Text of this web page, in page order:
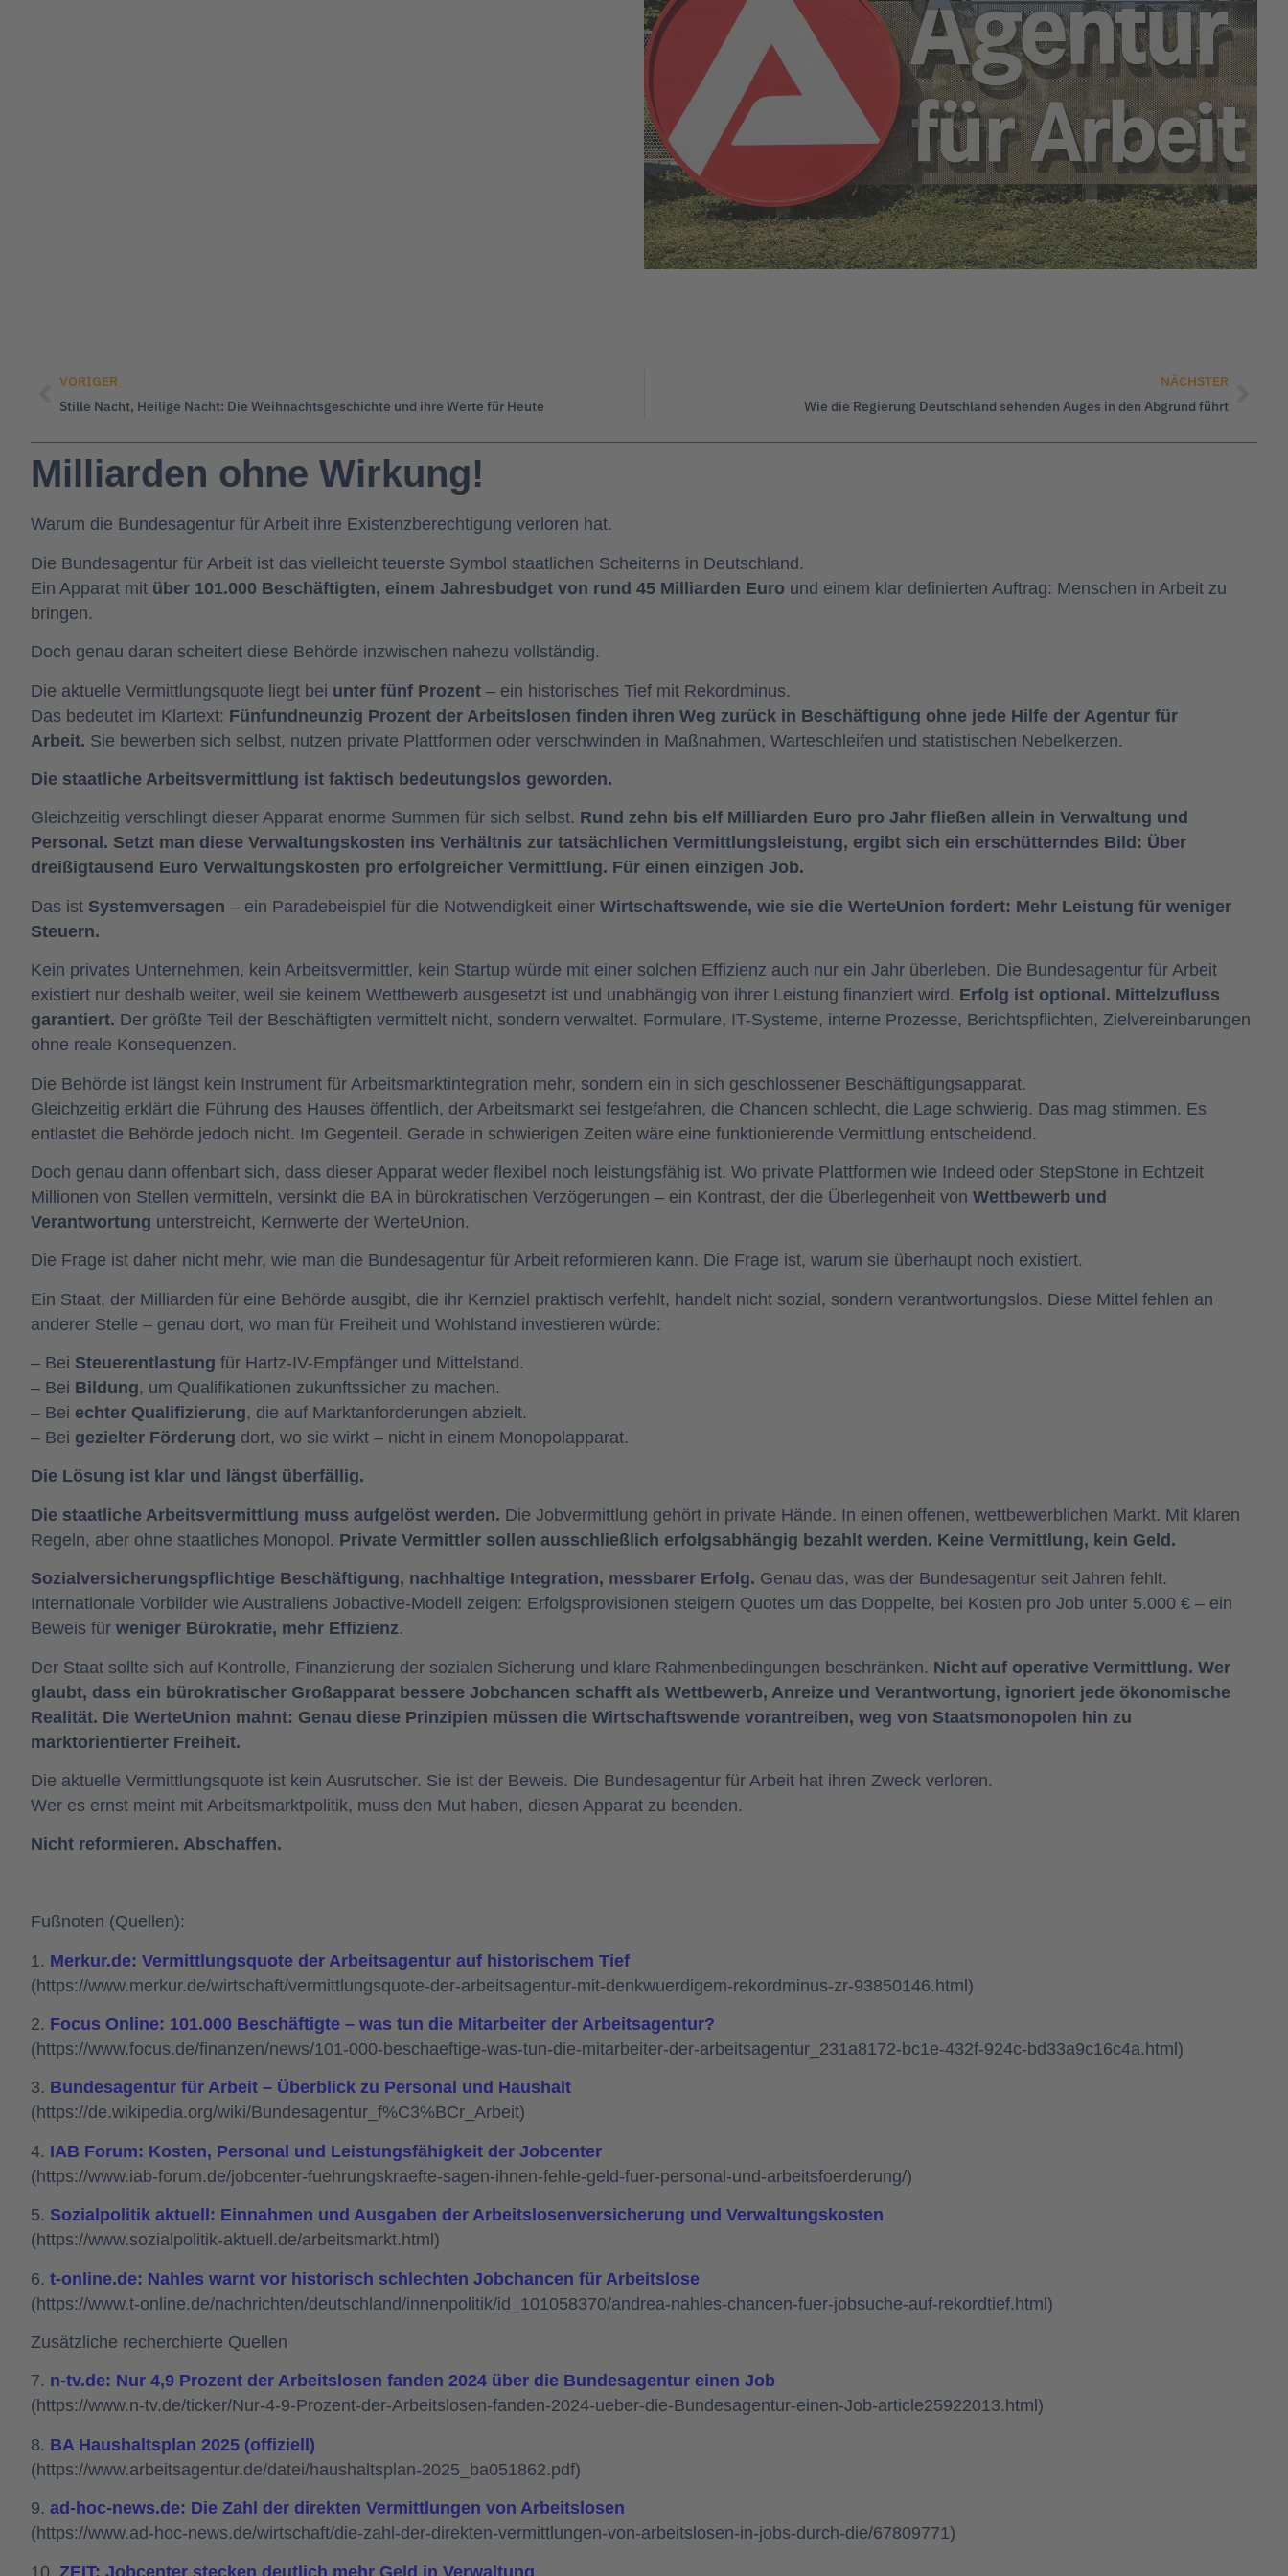
VORIGER
Stille Nacht, Heilige Nacht: Die Weihnachtsgeschichte und ihre Werte für Heute
NÄCHSTER
Wie die Regierung Deutschland sehenden Auges in den Abgrund führt
Milliarden ohne Wirkung!
Warum die Bundesagentur für Arbeit ihre Existenzberechtigung verloren hat.
Die Bundesagentur für Arbeit ist das vielleicht teuerste Symbol staatlichen Scheiterns in Deutschland.
Ein Apparat mit über 101.000 Beschäftigten, einem Jahresbudget von rund 45 Milliarden Euro und einem klar definierten Auftrag: Menschen in Arbeit zu
bringen.
Doch genau daran scheitert diese Behörde inzwischen nahezu vollständig.
Die aktuelle Vermittlungsquote liegt bei unter fünf Prozent – ein historisches Tief mit Rekordminus.
Das bedeutet im Klartext: Fünfundneunzig Prozent der Arbeitslosen finden ihren Weg zurück in Beschäftigung ohne jede Hilfe der Agentur für
Arbeit. Sie bewerben sich selbst, nutzen private Plattformen oder verschwinden in Maßnahmen, Warteschleifen und statistischen Nebelkerzen.
Die staatliche Arbeitsvermittlung ist faktisch bedeutungslos geworden.
Gleichzeitig verschlingt dieser Apparat enorme Summen für sich selbst. Rund zehn bis elf Milliarden Euro pro Jahr fließen allein in Verwaltung und
Personal. Setzt man diese Verwaltungskosten ins Verhältnis zur tatsächlichen Vermittlungsleistung, ergibt sich ein erschütterndes Bild: Über
dreißigtausend Euro Verwaltungskosten pro erfolgreicher Vermittlung. Für einen einzigen Job.
Das ist Systemversagen – ein Paradebeispiel für die Notwendigkeit einer Wirtschaftswende, wie sie die WerteUnion fordert: Mehr Leistung für weniger
Steuern.
Kein privates Unternehmen, kein Arbeitsvermittler, kein Startup würde mit einer solchen Effizienz auch nur ein Jahr überleben. Die Bundesagentur für Arbeit
existiert nur deshalb weiter, weil sie keinem Wettbewerb ausgesetzt ist und unabhängig von ihrer Leistung finanziert wird. Erfolg ist optional. Mittelzufluss
garantiert. Der größte Teil der Beschäftigten vermittelt nicht, sondern verwaltet. Formulare, IT-Systeme, interne Prozesse, Berichtspflichten, Zielvereinbarungen
ohne reale Konsequenzen.
Die Behörde ist längst kein Instrument für Arbeitsmarktintegration mehr, sondern ein in sich geschlossener Beschäftigungsapparat.
Gleichzeitig erklärt die Führung des Hauses öffentlich, der Arbeitsmarkt sei festgefahren, die Chancen schlecht, die Lage schwierig. Das mag stimmen. Es
entlastet die Behörde jedoch nicht. Im Gegenteil. Gerade in schwierigen Zeiten wäre eine funktionierende Vermittlung entscheidend.
Doch genau dann offenbart sich, dass dieser Apparat weder flexibel noch leistungsfähig ist. Wo private Plattformen wie Indeed oder StepStone in Echtzeit
Millionen von Stellen vermitteln, versinkt die BA in bürokratischen Verzögerungen – ein Kontrast, der die Überlegenheit von Wettbewerb und
Verantwortung unterstreicht, Kernwerte der WerteUnion.
Die Frage ist daher nicht mehr, wie man die Bundesagentur für Arbeit reformieren kann. Die Frage ist, warum sie überhaupt noch existiert.
Ein Staat, der Milliarden für eine Behörde ausgibt, die ihr Kernziel praktisch verfehlt, handelt nicht sozial, sondern verantwortungslos. Diese Mittel fehlen an
anderer Stelle – genau dort, wo man für Freiheit und Wohlstand investieren würde:
– Bei Steuerentlastung für Hartz-IV-Empfänger und Mittelstand.
– Bei Bildung, um Qualifikationen zukunftssicher zu machen.
– Bei echter Qualifizierung, die auf Marktanforderungen abzielt.
– Bei gezielter Förderung dort, wo sie wirkt – nicht in einem Monopolapparat.
Die Lösung ist klar und längst überfällig.
Die staatliche Arbeitsvermittlung muss aufgelöst werden. Die Jobvermittlung gehört in private Hände. In einen offenen, wettbewerblichen Markt. Mit klaren
Regeln, aber ohne staatliches Monopol. Private Vermittler sollen ausschließlich erfolgsabhängig bezahlt werden. Keine Vermittlung, kein Geld.
Sozialversicherungspflichtige Beschäftigung, nachhaltige Integration, messbarer Erfolg. Genau das, was der Bundesagentur seit Jahren fehlt.
Internationale Vorbilder wie Australiens Jobactive-Modell zeigen: Erfolgsprovisionen steigern Quotes um das Doppelte, bei Kosten pro Job unter 5.000 € – ein
Beweis für weniger Bürokratie, mehr Effizienz.
Der Staat sollte sich auf Kontrolle, Finanzierung der sozialen Sicherung und klare Rahmenbedingungen beschränken. Nicht auf operative Vermittlung. Wer
glaubt, dass ein bürokratischer Großapparat bessere Jobchancen schafft als Wettbewerb, Anreize und Verantwortung, ignoriert jede ökonomische
Realität. Die WerteUnion mahnt: Genau diese Prinzipien müssen die Wirtschaftswende vorantreiben, weg von Staatsmonopolen hin zu
marktorientierter Freiheit.
Die aktuelle Vermittlungsquote ist kein Ausrutscher. Sie ist der Beweis. Die Bundesagentur für Arbeit hat ihren Zweck verloren.
Wer es ernst meint mit Arbeitsmarktpolitik, muss den Mut haben, diesen Apparat zu beenden.
Nicht reformieren. Abschaffen.
Fußnoten (Quellen):
1. Merkur.de: Vermittlungsquote der Arbeitsagentur auf historischem Tief
(https://www.merkur.de/wirtschaft/vermittlungsquote-der-arbeitsagentur-mit-denkwuerdigem-rekordminus-zr-93850146.html)
2. Focus Online: 101.000 Beschäftigte – was tun die Mitarbeiter der Arbeitsagentur?
(https://www.focus.de/finanzen/news/101-000-beschaeftige-was-tun-die-mitarbeiter-der-arbeitsagentur_231a8172-bc1e-432f-924c-bd33a9c16c4a.html)
3. Bundesagentur für Arbeit – Überblick zu Personal und Haushalt
(https://de.wikipedia.org/wiki/Bundesagentur_f%C3%BCr_Arbeit)
4. IAB Forum: Kosten, Personal und Leistungsfähigkeit der Jobcenter
(https://www.iab-forum.de/jobcenter-fuehrungskraefte-sagen-ihnen-fehle-geld-fuer-personal-und-arbeitsfoerderung/)
5. Sozialpolitik aktuell: Einnahmen und Ausgaben der Arbeitslosenversicherung und Verwaltungskosten
(https://www.sozialpolitik-aktuell.de/arbeitsmarkt.html)
6. t-online.de: Nahles warnt vor historisch schlechten Jobchancen für Arbeitslose
(https://www.t-online.de/nachrichten/deutschland/innenpolitik/id_101058370/andrea-nahles-chancen-fuer-jobsuche-auf-rekordtief.html)
Zusätzliche recherchierte Quellen
7. n-tv.de: Nur 4,9 Prozent der Arbeitslosen fanden 2024 über die Bundesagentur einen Job
(https://www.n-tv.de/ticker/Nur-4-9-Prozent-der-Arbeitslosen-fanden-2024-ueber-die-Bundesagentur-einen-Job-article25922013.html)
8. BA Haushaltsplan 2025 (offiziell)
(https://www.arbeitsagentur.de/datei/haushaltsplan-2025_ba051862.pdf)
9. ad-hoc-news.de: Die Zahl der direkten Vermittlungen von Arbeitslosen
(https://www.ad-hoc-news.de/wirtschaft/die-zahl-der-direkten-vermittlungen-von-arbeitslosen-in-jobs-durch-die/67809771)
10. ZEIT: Jobcenter stecken deutlich mehr Geld in Verwaltung